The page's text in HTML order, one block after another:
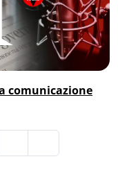
comunicazione